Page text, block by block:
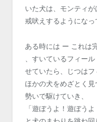
いた犬は、モンティ
戒吠えするようになっ
ある時には ー これは
、すいているフィー
せていたら、じつは
ほかの犬をめざとく
勢いで駆けていき、
「遊ぼうよ！遊ぼうよ